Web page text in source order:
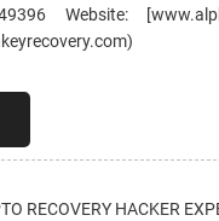
Website:
RECOVERY HACKER